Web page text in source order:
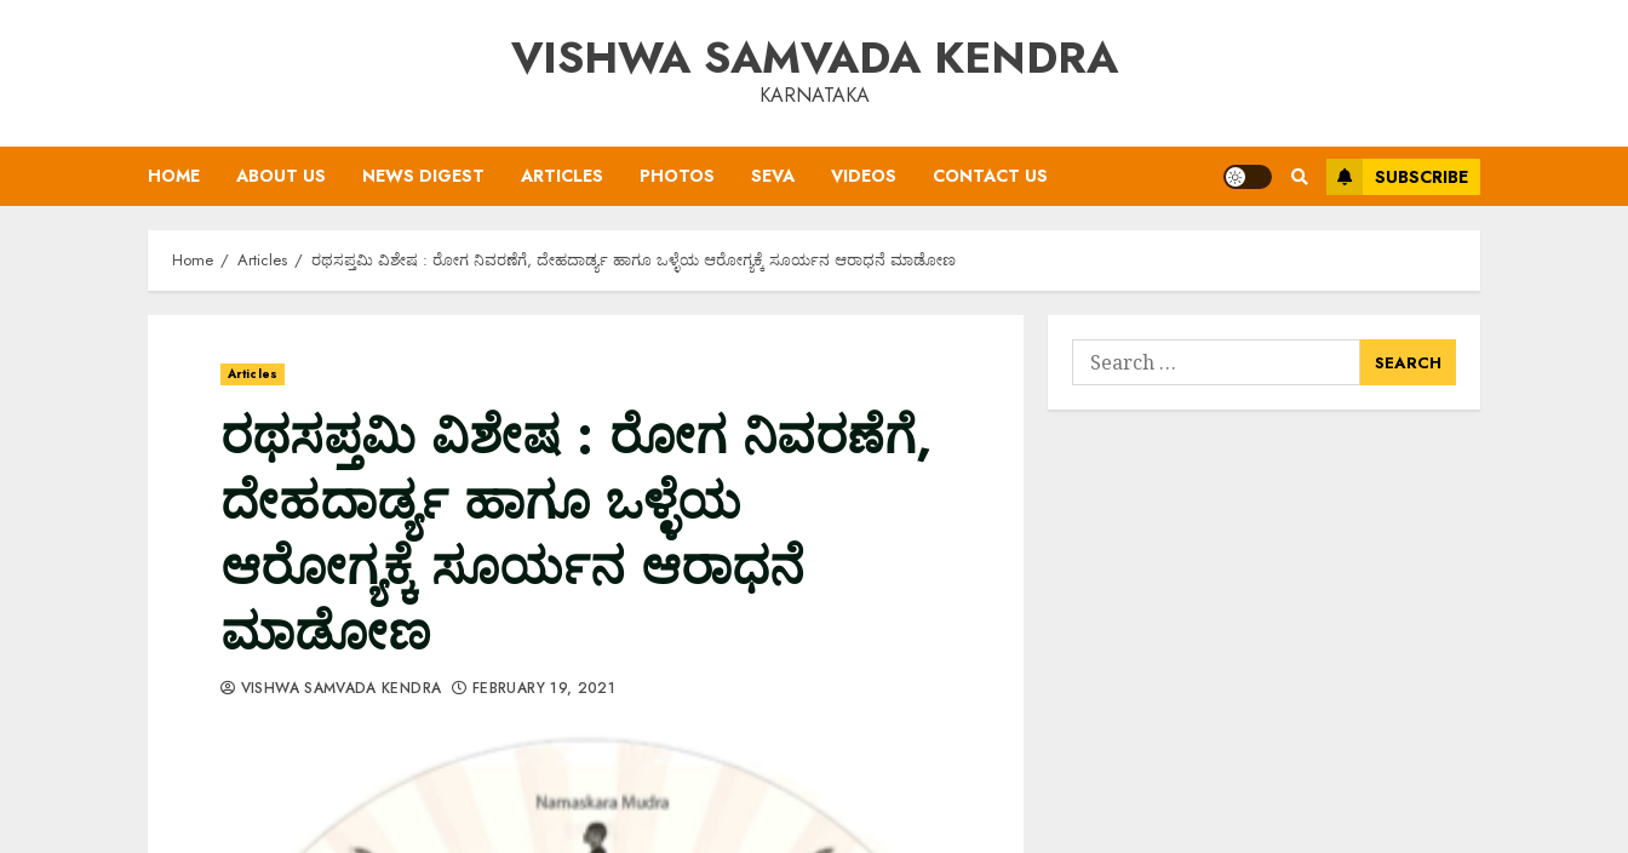
VISHWA SAMVADA KENDRA
KARNATAKA
HOME ABOUT US NEWS DIGEST ARTICLES PHOTOS SEVA VIDEOS CONTACT US SUBSCRIBE
Home Articles ರಥಸಪ್ತಮಿ ವಿಶೇಷ : ರೋಗ ನಿವರಣೆಗೆ, ದೇಹದಾರ್ಡ್ಯ ಹಾಗೂ ಒಳ್ಳೆಯ ಆರೋಗ್ಯಕ್ಕೆ ಸೂರ್ಯನ ಆರಾಧನೆ ಮಾಡೋಣ
Articles
ರಥಸಪ್ತಮಿ ವಿಶೇಷ : ರೋಗ ನಿವರಣೆಗೆ,
ದೇಹದಾರ್ಡ್ಯ ಹಾಗೂ ಒಳ್ಳೆಯ
ಆರೋಗ್ಯಕ್ಕೆ ಸೂರ್ಯನ ಆರಾಧನೆ
ಮಾಡೋಣ
VISHWA SAMVADA KENDRA FEBRUARY 19, 2021
Search
for: